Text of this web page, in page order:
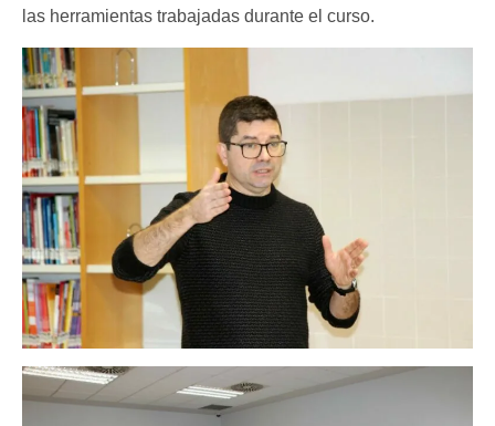
las herramientas trabajadas durante el curso.